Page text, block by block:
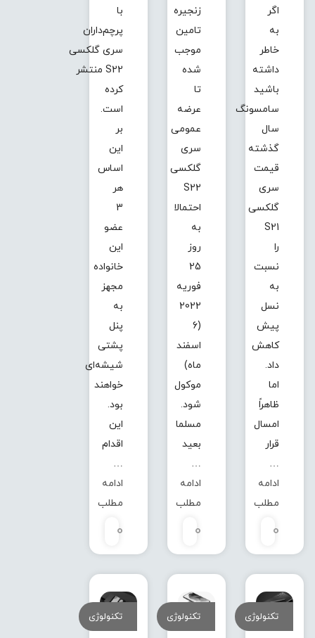
اگر
به
خاطر
داشته
باشید
سامسونگ
سال
گذشته
قیمت
سری
گلکسی
S21
را
نسبت
به
نسل
پیش
کاهش
داد.
اما
ظاهراً
امسال
قرار
…
ادامه
مطلب
0
زنجیره
تامین
موجب
شده
تا
عرضه
عمومی
سری
گلکسی
S22
احتمالا
به
روز
25
فوریه
2022
(6
اسفند
ماه)
موکول
شود.
مسلما
بعید
…
ادامه
مطلب
0
با
پرچم‌داران
سری گلکسی
S22 منتشر
کرده
است.
بر
این
اساس
هر
3
عضو
این
خانواده
مجهز
به
پنل
پشتی
شیشه‌ای
خواهند
بود.
این
اقدام
…
ادامه
مطلب
0
تکنولوژی تکنولوژی تکنولوژی